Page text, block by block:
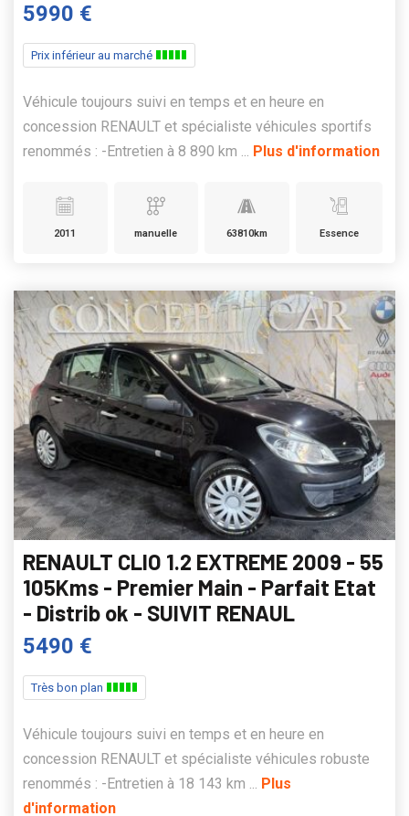
5990 €
Prix inférieur au marché
Véhicule toujours suivi en temps et en heure en
concession RENAULT et spécialiste véhicules sportifs
renommés : -Entretien à 8 890 km ... Plus d'information
2011 manuelle 63810km Essence
RENAULT CLIO 1.2 EXTREME 2009 - 55
105Kms - Premier Main - Parfait Etat
- Distrib ok - SUIVIT RENAUL
5490 €
Très bon plan
Véhicule toujours suivi en temps et en heure en
concession RENAULT et spécialiste véhicules robuste
renommés : -Entretien à 18 143 km ... Plus
d'information